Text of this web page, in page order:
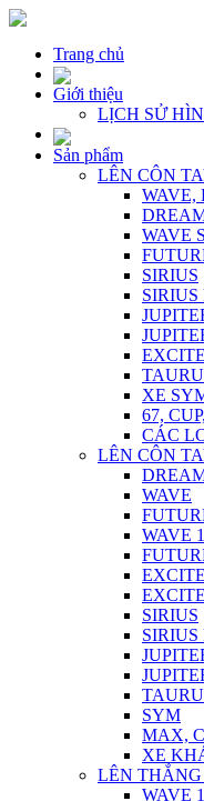
Trang chủ
Giới thiệu
LỊCH SỬ
Sản phẩm
LÊN CÔN
WAVE,
WAVE
SIRIUS
SIRIUS
XE
67,
CÁC
LÊN CÔN
WAVE
WAVE
SIRIUS
SIRIUS
SYM
MAX,
XE
LÊN
WAVE